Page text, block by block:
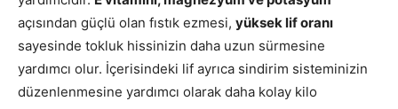
açısından güçlü olan fıstık ezmesi, yüksek lif oranı
sayesinde tokluk hissinizin daha uzun sürmesine
yardımcı olur. İçerisindeki lif ayrıca sindirim sisteminizin
düzenlenmesine yardımcı olarak daha kolay kilo